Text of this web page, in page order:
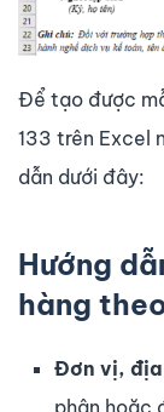
Để tạo được
133 trên Excel
dẫn dưới đây:
Hướng
hàng
Đơn vị,
phận hoặc